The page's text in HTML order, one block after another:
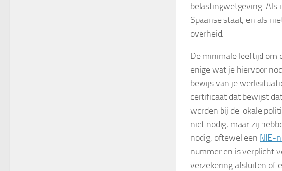
belastingwetgeving. Als
Spaanse staat, en als
overheid.
De minimale leeftijd om
enige wat je hiervoor
bewijs van je
certificaat dat bewijst
worden bij de lokale
niet nodig, maar zij
nodig, oftewel een NIE-
nummer en is verplicht
verzekering afsluiten of